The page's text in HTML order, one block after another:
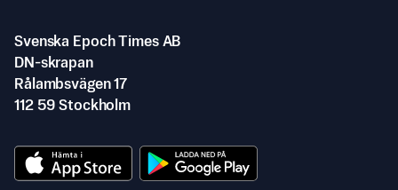
Svenska Epoch Times AB
DN-skrapan
Rålambsvägen 17
112 59 Stockholm